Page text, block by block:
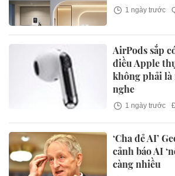
1 ngày trước
AirPods sắp
điều Apple
không phải
nghe
1 ngày trước
‘Cha đẻ AI’
cảnh báo AI
càng nhiều